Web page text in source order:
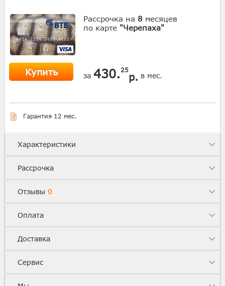
Рассрочка на 8 месяцев
по карте "Черепаха"
Купить за 430. 25
р. в мес.
Гарантия 12 мес.
Характеристики
Рассрочка
Отзывы 0
Оплата
Доставка
Сервис